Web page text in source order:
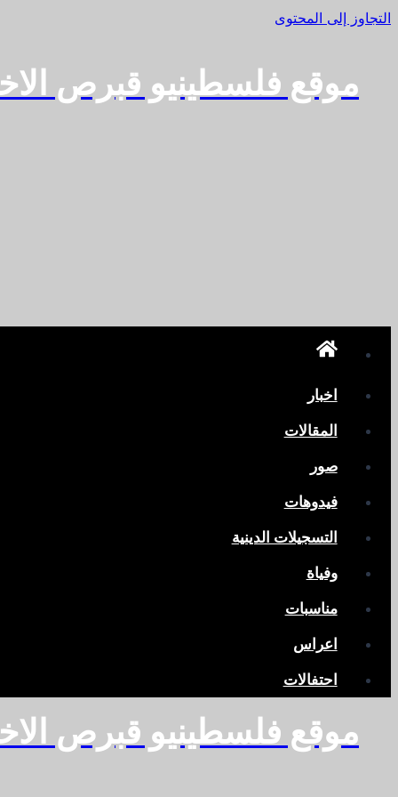
التجاوز إلى المحتوى
موقع فلسطينيو قبرص
اخبار
المقالات
صور
فيدوهات
التسجيلات الدينية
وفياة
مناسبات
اعراس
احتفالات
موقع فلسطينيو قبرص